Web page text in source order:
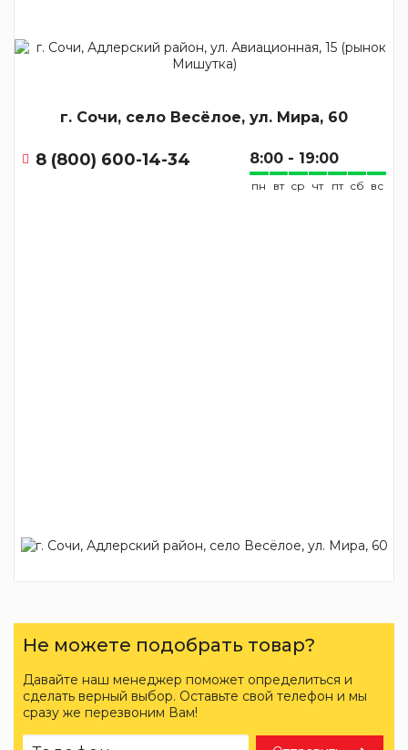
г. Сочи, село Весёлое, ул. Мира, 60
8 (800) 600-14-34 8:00 - 19:00
пн вт ср чт пт сб вс
Не можете подобрать товар?
Давайте наш менеджер поможет определиться и
сделать верный выбор. Оставьте свой телефон и мы
сразу же перезвоним Вам!